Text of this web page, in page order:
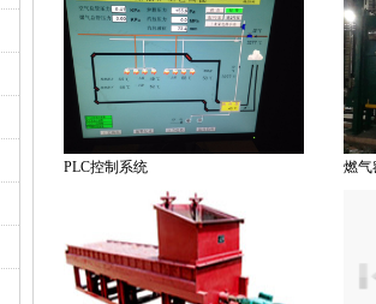
PLC控制系统 燃气